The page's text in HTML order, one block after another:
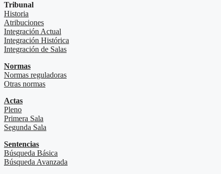
Tribunal
Historia
Atribuciones
Integración Actual
Integración Histórica
Integración de Salas
Normas
Normas reguladoras
Otras normas
Actas
Pleno
Primera Sala
Segunda Sala
Sentencias
Búsqueda Básica
Búsqueda Avanzada